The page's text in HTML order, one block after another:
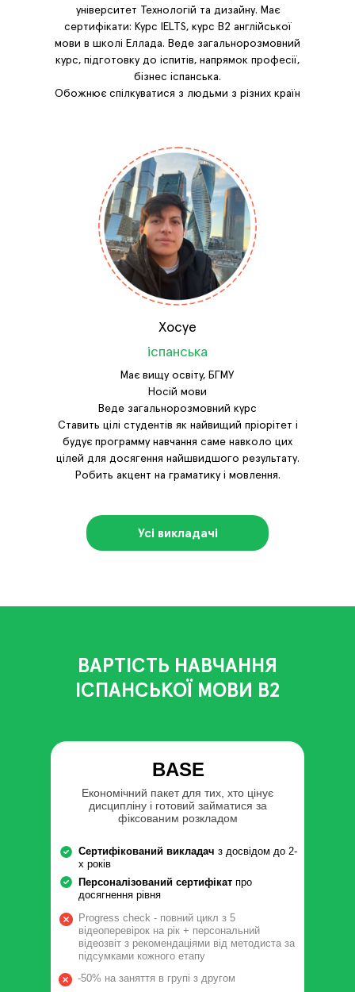
Усі викладачі
університет Технологій та дизайну. Має
сертифікати: Курс IELTS, курс В2 англійської
мови в школі Еллада. Веде загальнорозмовний
курс, підготовку до іспитів, напрямок професії,
бізнес іспанська.
Обожнює спілкуватися з людьми з різних країн
Має вищу освіту, БГМУ
Носій мови
Веде загальнорозмовний курс
Ставить цілі студентів як найвищий пріорітет і
будує программу навчання саме навколо цих
цілей для досягення найшвидшого результату.
Робить акцент на граматику і мовлення.
Хосуе
іспанська
ВАРТІСТЬ НАВЧАННЯ
ІСПАНСЬКОЇ МОВИ В2
BASE
Сертифікований викладач з досвідом до 2-
х років
Персоналізований сертифікат про
досягнення рівня
Progress check - повний цикл з 5
відеоперевірок на рік + персональний
відеозвіт з рекомендаціями від методиста за
підсумками кожного етапу
-50% на заняття в групі з другом
Економічний пакет для тих, хто цінує
дисципліну і готовий займатися за
фіксованим розкладом